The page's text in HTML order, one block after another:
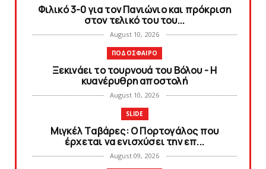
Φιλικό 3-0 για τον Πανιώνιο και πρόκριση
στον τελικό του του...
August 10, 2026
ΠΟΔΟΣΦΑΙΡΟ
Ξεκινάει το τουρνουά του Βόλου - H
κυανέρυθρη αποστολή
August 10, 2026
SLIDE
Mιγκέλ Tαβάρες: O Πορτογάλος που
έρχεται να ενισχύσει την επ...
August 09, 2026